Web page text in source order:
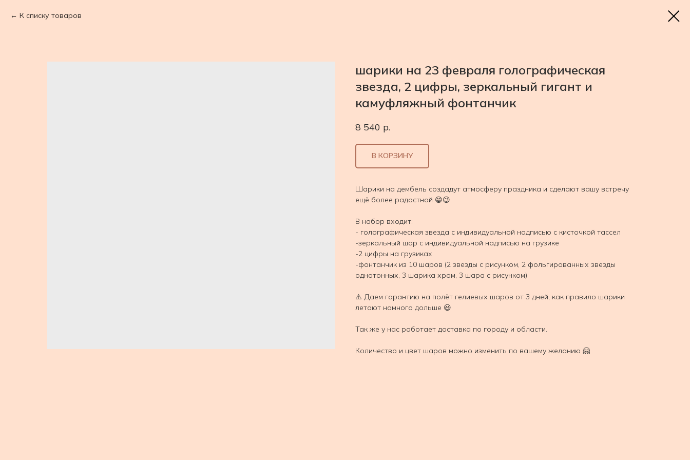
К списку товаров
шарики на 23 февраля голографическая
звезда, 2 цифры, зеркальный гигант и
камуфляжный фонтанчик
8 540 р.
В КОРЗИНУ
Шарики на дембель создадут атмосферу праздника и сделают вашу встречу
ещё более радостной 😁😉
В набор входит:
- голографическая звезда с индивидуальной надписью с кисточкой тассел
-зеркальный шар с индивидуальной надписью на грузике
-2 цифры на грузиках
-фонтанчик из 10 шаров (2 звезды с рисунком, 2 фольгированных звезды
однотонных, 3 шарика хром, 3 шара с рисунком)
⚠️ Даем гарантию на полёт гелиевых шаров от 3 дней, как правило шарики
летают намного дольше 😃
Так же у нас работает доставка по городу и области.
Количество и цвет шаров можно изменить по вашему желанию 🤗